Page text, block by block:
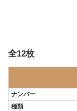
全12枚